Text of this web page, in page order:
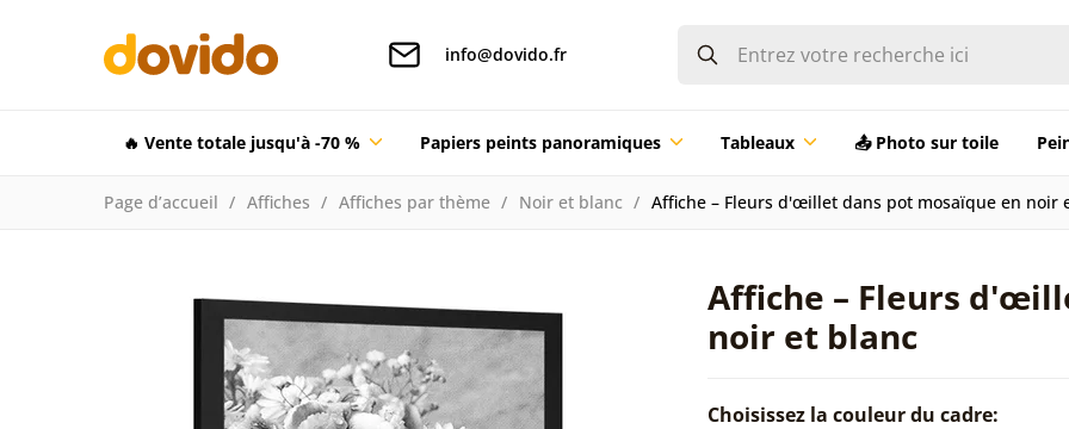
info@dovido.fr
🔥 Vente totale jusqu'à -70 % Papiers peints panoramiques Tableaux 📤 Photo sur toile
Page d’accueil Affiches Affiches par thème Noir et blanc Affiche – Fleurs d'œillet dans pot mosaïque en noir
Affiche – Fleurs
noir et blanc
Choisissez la couleur du cadre: